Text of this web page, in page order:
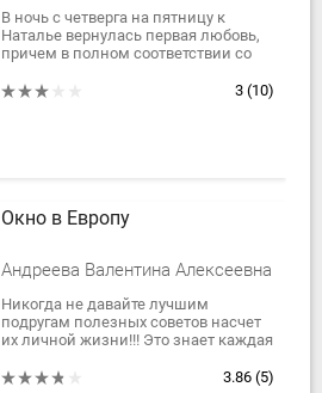
В ночь с четверга на пятницу к
Наталье вернулась первая любовь,
причем в полном соответствии со
песни: она «нечаянно нагрянет,...
3 (10)
Окно в Европу
Андреева Валентина Алексеевна
Никогда не давайте лучшим
подругам полезных советов насчет
их личной жизни!!! Это знает каждая
смириться ни одна женщина! А3.86 (5)